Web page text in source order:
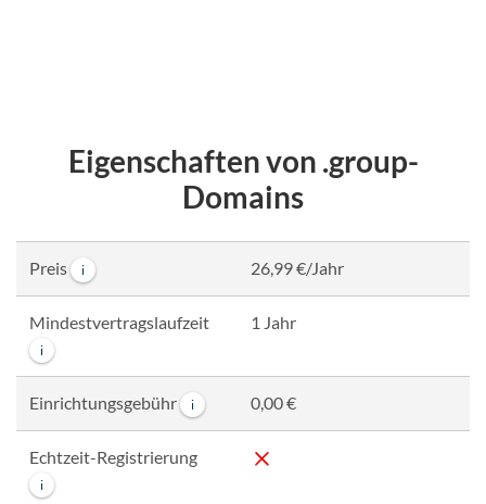
Eigenschaften von .group-
Domains
Preis i 26,99 €/Jahr
Mindestvertragslaufzeit
i
1 Jahr
Einrichtungsgebühr i 0,00 €
Echtzeit-Registrierung
i